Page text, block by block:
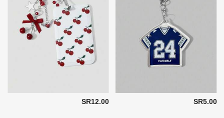
SR5.00
SR12.00